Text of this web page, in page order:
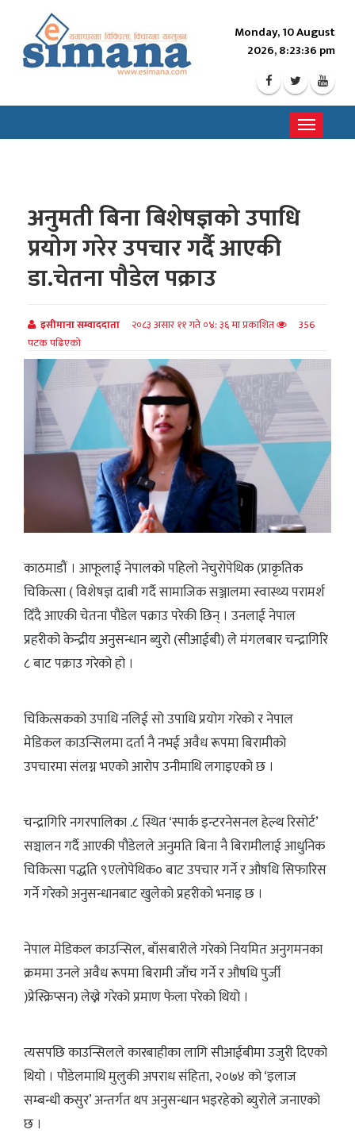
Monday, 10 August
2026, 8:23:38 pm
Toggle
अनुमती बिना बिशेषज्ञको उपाधि
प्रयोग गरेर उपचार गर्दै आएकी
डा.चेतना पौडेल पक्राउ
इसीमाना सम्वाददाता २०८३ असार ११ गते ०४: ३६ मा प्रकाशित
356
पटक पढिएको
काठमाडौं । आफूलाई नेपालको पहिलो नेचुरोपेथिक (प्राकृतिक
चिकित्सा ( विशेषज्ञ दाबी गर्दै सामाजिक सञ्जालमा स्वास्थ्य परामर्श
दिँदै आएकी चेतना पौडेल पक्राउ परेकी छिन् । उनलाई नेपाल
प्रहरीको केन्द्रीय अनुसन्धान ब्युरो (सीआईबी) ले मंगलबार चन्द्रागिरि
८ बाट पक्राउ गरेको हो ।
चिकित्सकको उपाधि नलिई सो उपाधि प्रयोग गरेको र नेपाल
मेडिकल काउन्सिलमा दर्ता नै नभई अवैध रूपमा बिरामीको
उपचारमा संलग्न भएको आरोप उनीमाथि लगाइएको छ ।
चन्द्रागिरि नगरपालिका .८ स्थित ‘स्पार्क इन्टरनेसनल हेल्थ रिसोर्ट’
सञ्चालन गर्दै आएकी पौडेलले अनुमति बिना नै बिरामीलाई आधुनिक
चिकित्सा पद्धति ९एलोपेथिक० बाट उपचार गर्ने र औषधि सिफारिस
गर्ने गरेको अनुसन्धानबाट खुलेको प्रहरीको भनाइ छ ।
नेपाल मेडिकल काउन्सिल, बाँसबारीले गरेको नियमित अनुगमनका
क्रममा उनले अवैध रूपमा बिरामी जाँच गर्ने र औषधि पुर्जी
)प्रेस्क्रिप्सन) लेख्ने गरेको प्रमाण फेला परेको थियो ।
त्यसपछि काउन्सिलले कारबाहीका लागि सीआईबीमा उजुरी दिएको
थियो । पौडेलमाथि मुलुकी अपराध संहिता, २०७४ को ‘इलाज
सम्बन्धी कसुर’ अन्तर्गत थप अनुसन्धान भइरहेको ब्युरोले जनाएको
छ ।